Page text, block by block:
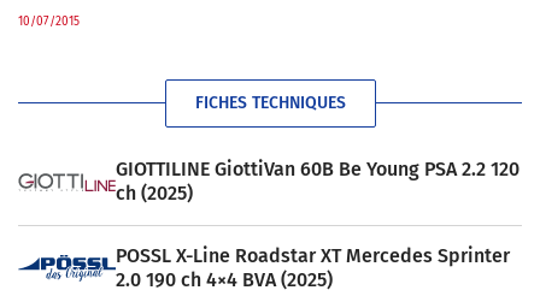
10/07/2015
FICHES TECHNIQUES
GIOTTILINE GiottiVan 60B Be Young PSA 2.2 120
ch (2025)
POSSL X-Line Roadstar XT Mercedes Sprinter
2.0 190 ch 4×4 BVA (2025)